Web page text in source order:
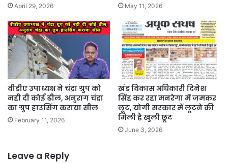
April 29, 2026 May 11, 2026
वीडीए उपाध्यक्ष ने चंद्रा ग्रुप को
नही दी कोई ढील, अनुराग चंद्रा
का ग्रुप हाउसिंग कराया सील
February 11, 2026
खंड विकास अधिकारी दिनेश
सिंह कर रहा मनरेगा में जमकर
लूट, योगी सरकार में लूटने की
मिली है खुली छूट
June 3, 2026
Leave a Reply